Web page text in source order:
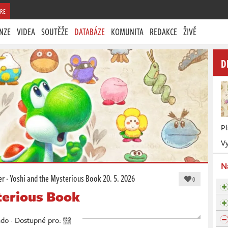
VIDEA SOUTĚŽE DATABÁZE KOMUNITA REDAKCE ŽIVĚ
·Yoshi and the Mysterious Book20. 5. 2026 0
Book
· Dostupné pro: